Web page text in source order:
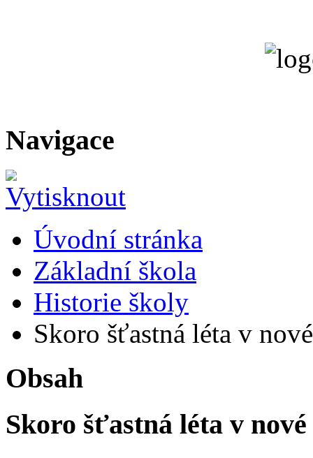
Navigace
Úvodní stránka
Základní škola
Historie školy
Skoro šťastná léta v
Obsah
Skoro šťastná léta v nové